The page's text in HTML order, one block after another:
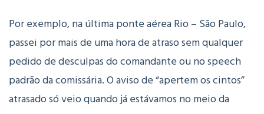
Por exemplo, na última ponte aérea Rio – São Paulo,
passei por mais de uma hora de atraso sem qualquer
pedido de desculpas do comandante ou no speech
padrão da comissária. O aviso de “apertem os cintos”
atrasado só veio quando já estávamos no meio da